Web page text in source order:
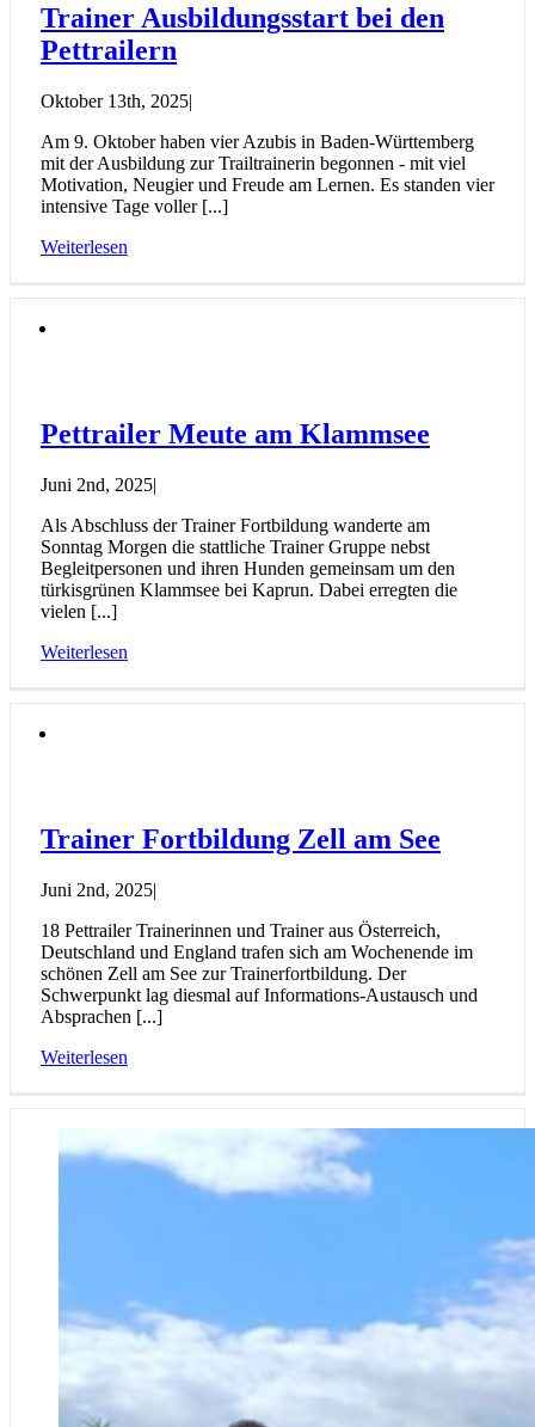
Trainer Ausbildungsstart bei den
Pettrailern
Oktober 13th, 2025|
Am 9. Oktober haben vier Azubis in Baden-Württemberg
mit der Ausbildung zur Trailtrainerin begonnen - mit viel
Motivation, Neugier und Freude am Lernen. Es standen vier
intensive Tage voller [...]
Weiterlesen
Pettrailer Meute am Klammsee
Juni 2nd, 2025|
Als Abschluss der Trainer Fortbildung wanderte am
Sonntag Morgen die stattliche Trainer Gruppe nebst
Begleitpersonen und ihren Hunden gemeinsam um den
türkisgrünen Klammsee bei Kaprun. Dabei erregten die
vielen [...]
Weiterlesen
Trainer Fortbildung Zell am See
Juni 2nd, 2025|
18 Pettrailer Trainerinnen und Trainer aus Österreich,
Deutschland und England trafen sich am Wochenende im
schönen Zell am See zur Trainerfortbildung. Der
Schwerpunkt lag diesmal auf Informations-Austausch und
Absprachen [...]
Weiterlesen